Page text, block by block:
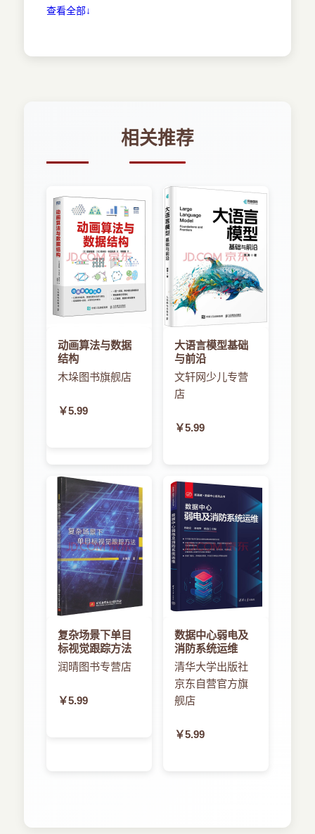
2.8 Hive 34
第4章管理与监控. 53
4.2 HCatalog 56
4.5 Chef 61
4.6 ZooKeeper 63
4.7 Oozie . 66
4.8 Ganglia . 68
第5章分析辅助 . 69
5.1 MapReduce 接口69
5.2 分析库 70
5.3 Pig 72
5.5 Mahout 76
5.6 MLLib 78
5.7 Hadoop 图像处理接口（HIPI） 80
第6章数据传输 . 83
第7章安全、访问控制和审计 93
7.1 Sentry. 95
7.2 Kerberos 97
7.3 Knox 99
第8章云计算和虚拟化 101
8.1 Serengeti. 103
8.2 Docker105
8.3 Whirr 107
查看全部↓
相关推荐
动画算法与数据
结构
木垛图书旗舰店
￥5.99
大语言模型基础
与前沿
文轩网少儿专营
店
￥5.99
复杂场景下单目
标视觉跟踪方法
润晴图书专营店
￥5.99
数据中心弱电及
消防系统运维
清华大学出版社
京东自营官方旗
舰店
￥5.99